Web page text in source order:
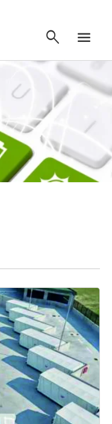
search menu